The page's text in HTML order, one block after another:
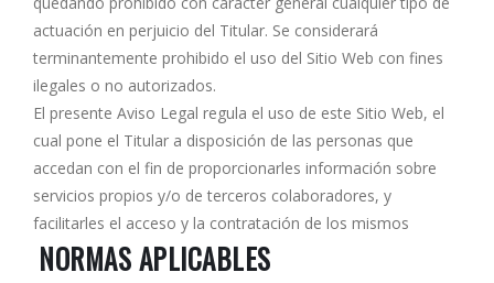
actuación en perjuicio del Titular. Se considerará
terminantemente prohibido el uso del Sitio Web con fines
ilegales o no autorizados.
El presente Aviso Legal regula el uso de este Sitio Web, el
cual pone el Titular a disposición de las personas que
accedan con el fin de proporcionarles información sobre
servicios propios y/o de terceros colaboradores, y
facilitarles el acceso y la contratación de los mismos
NORMAS APLICABLES